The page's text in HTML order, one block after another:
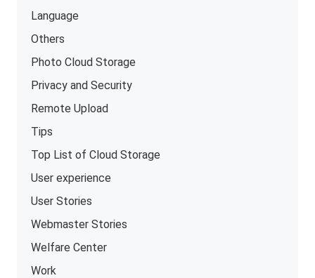
Language
Others
Photo Cloud Storage
Privacy and Security
Remote Upload
Tips
Top List of Cloud Storage
User experience
User Stories
Webmaster Stories
Welfare Center
Work